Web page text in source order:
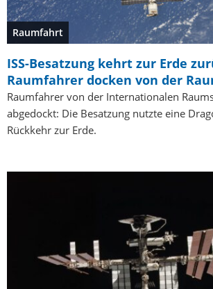
Raumfahrt
ISS-Besatzung kehrt zur Erde
Raumfahrer docken von der
Raumfahrer von der Internationalen
abgedockt: Die Besatzung nutzte eine
Rückkehr zur Erde.